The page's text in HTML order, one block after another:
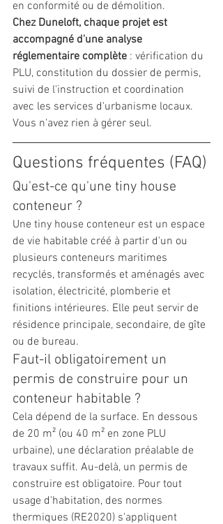
en conformité ou de démolition.
Chez Duneloft, chaque projet est
accompagné d'une analyse
réglementaire complète : vérification du
PLU, constitution du dossier de permis,
suivi de l'instruction et coordination
avec les services d'urbanisme locaux.
Vous n'avez rien à gérer seul.
Questions fréquentes (FAQ)
Qu'est-ce qu'une tiny house
conteneur ?
Une tiny house conteneur est un espace
de vie habitable créé à partir d'un ou
plusieurs conteneurs maritimes
recyclés, transformés et aménagés avec
isolation, électricité, plomberie et
finitions intérieures. Elle peut servir de
résidence principale, secondaire, de gîte
ou de bureau.
Faut-il obligatoirement un
permis de construire pour un
conteneur habitable ?
Cela dépend de la surface. En dessous
de 20 m² (ou 40 m² en zone PLU
urbaine), une déclaration préalable de
travaux suffit. Au-delà, un permis de
construire est obligatoire. Pour tout
usage d'habitation, des normes
thermiques (RE2020) s'appliquent